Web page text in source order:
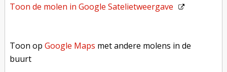
Toon de molen inGoogle Satelietweergave
Toon opGoogle Maps met andere molens in de
buurt